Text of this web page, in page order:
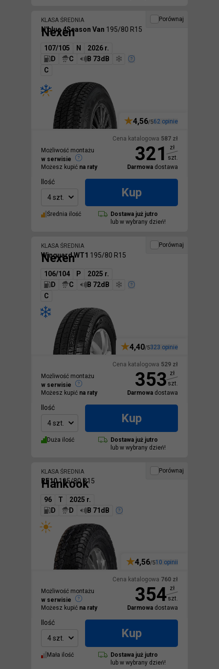
Porównaj
KLASA ŚREDNIA
Nexen
N'blue 4Season Van 195/80 R15
107/105 N
2026 r.
D
C
B 73dB
C
Cena katalogowa 587 zł
321 zł
szt.
Darmowa dostawa
4,56/562 opinie
Możliwość montażu
w serwisie
Możesz kupić na raty
Ilość
4 szt.
Kup
Średnia ilość Dostawa już jutro
lub w wybrany dzień!
Porównaj
KLASA ŚREDNIA
Nexen
Winguard WT1 195/80 R15
106/104 P
2025 r.
D
C
B 72dB
C
Cena katalogowa 529 zł
353 zł
szt.
Darmowa dostawa
4,40/5323 opinie
Możliwość montażu
w serwisie
Możesz kupić na raty
Ilość
4 szt.
Kup
Duża ilość Dostawa już jutro
lub w wybrany dzień!
Porównaj
KLASA ŚREDNIA
Hankook
RF10195/80 R15
96 T
2025 r.
D
D B 71dB
Cena katalogowa 760 zł
354 zł
szt.
Darmowa dostawa
4,56/510 opinii
Możliwość montażu
w serwisie
Możesz kupić na raty
Ilość
4 szt.
Kup
Mała ilość Dostawa już jutro
lub w wybrany dzień!